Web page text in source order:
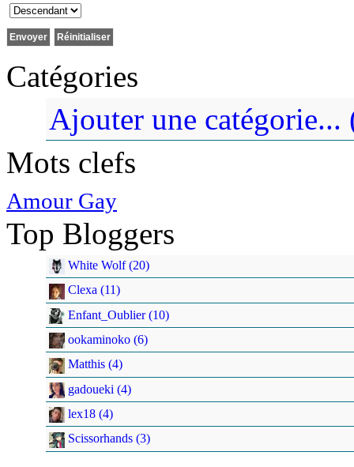
Catégories
Ajouter une catégorie...
Mots clefs
Amour Gay
Top Bloggers
White Wolf (20)
Clexa (11)
Enfant_Oublier (10)
ookaminoko (6)
Matthis (4)
gadoueki (4)
lex18 (4)
Scissorhands (3)